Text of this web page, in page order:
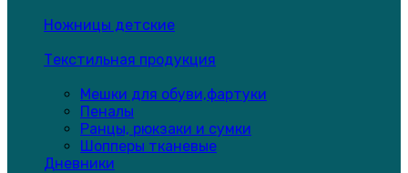
Ножницы детские
Текстильная продукция
Мешки для обуви,фартуки
Пеналы
Ранцы, рюкзаки и сумки
Шопперы тканевые
Дневники